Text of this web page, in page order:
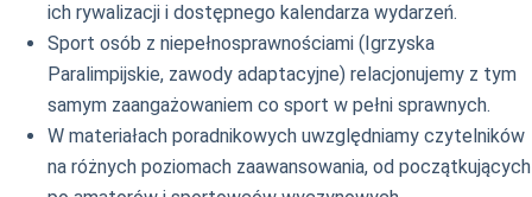
ich rywalizacji i dostępnego kalendarza wydarzeń.
Sport osób z niepełnosprawnościami (Igrzyska
Paralimpijskie, zawody adaptacyjne) relacjonujemy z tym
samym zaangażowaniem co sport w pełni sprawnych.
W materiałach poradnikowych uwzględniamy czytelników
na różnych poziomach zaawansowania, od początkujących